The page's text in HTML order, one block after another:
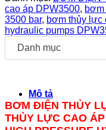
cao áp DPW3500,
3500 bar, bơm thủy lực
hydraulic pumps
Danh mục
Mô tả
BƠM ĐIỆN THỦY
THỦY LỰC CAO